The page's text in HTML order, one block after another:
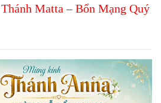
Matta – Bổn Mạng Quý